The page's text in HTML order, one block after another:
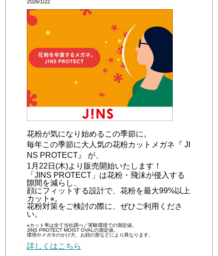
2026/1/22
花粉が気になり始めるこの季節に。
毎年この季節に大人気の花粉カットメガネ『 JI
NS PROTECT』 が、
1月22日(木)より販売開始いたします！
「JINS PROTECT」は花粉・飛沫が侵入する
隙間を減らし、
顔にフィットする設計で、花粉を最大99%以上
カット※。
花粉対策をご検討の際に、ぜひご利用くださ
い。
※カット率は全て当社調べ／実験環境での測定値。
JINS PROTECT MOIST OVALの測定値。
環境やメガネのかけ方、お顔の形などにより異なります。
詳しくはこちら